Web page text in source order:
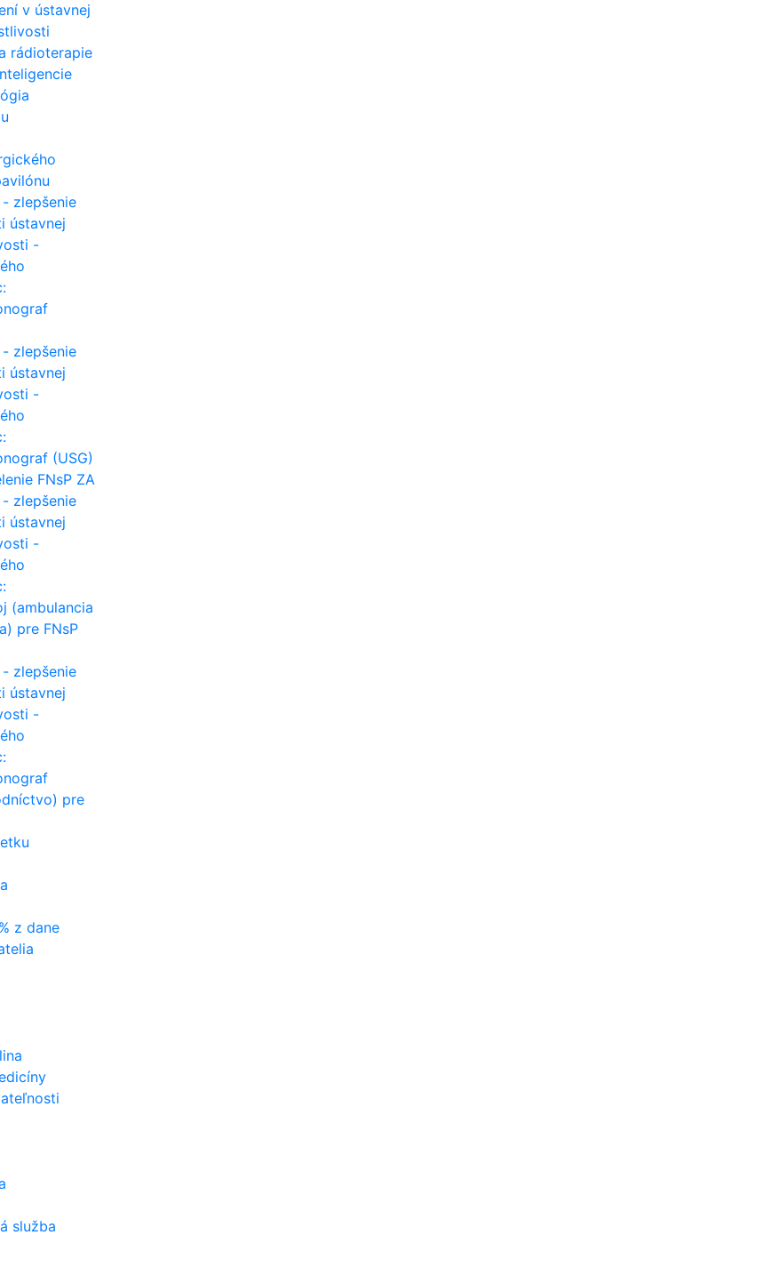
v ústavnej
rádioterapie
zlepšenie
ústavnej
-
zlepšenie
ústavnej
-
(USG)
FNsP ZA
zlepšenie
ústavnej
-
(ambulancia
pre FNsP
zlepšenie
ústavnej
-
pre
z dane
služba